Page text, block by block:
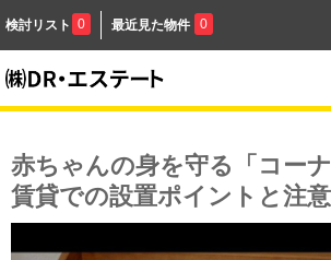
検討リスト 0 最近見た物件 0
赤ちゃんの身を守る「コー
賃貸での設置ポイントと注